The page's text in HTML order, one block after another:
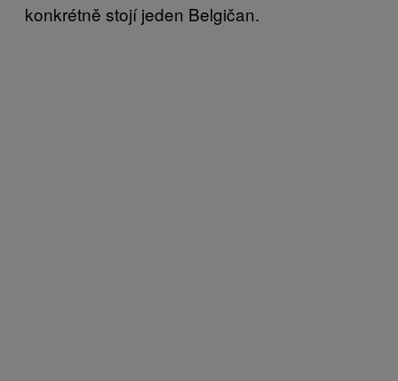
konkrétně stojí jeden Belgičan.